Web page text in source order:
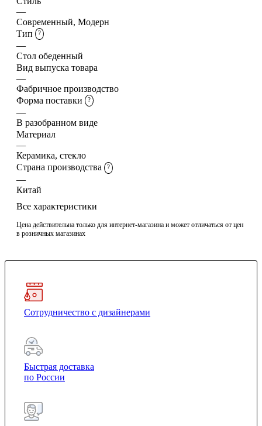
—
Современный, Модерн
Тип
?
—
Стол обеденный
Вид выпуска товара
—
Фабричное производство
Форма поставки
?
—
В разобранном виде
Материал
—
Керамика, стекло
Страна производства
?
—
Китай
Все характеристики
Цена действительна только для интернет-магазина и может отличаться от цен
в розничных магазинах
Сотрудничество с дизайнерами
Быстрая доставка
по России